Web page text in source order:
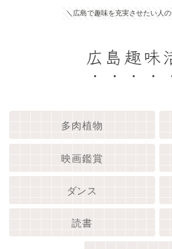
＼広島で趣味を充実させたい人
広島趣味
多肉植物
映画鑑賞
ダンス
読書